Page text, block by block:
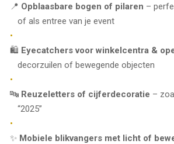
📍 Opblaasbare bogen of pilaren –
of als entree van je event
🛍️ Eyecatchers voor winkelcentra &
decorzuilen of bewegende objecten
🔤 Reuzeletters of cijferdecoratie –
“2025”
✨ Mobiele blikvangers met licht of